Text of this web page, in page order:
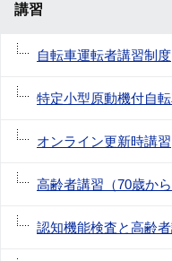
講習
自転車運転者講習制度
特定小型原動機付自
オンライン更新時講習
高齢者講習（70歳か
認知機能検査と高齢